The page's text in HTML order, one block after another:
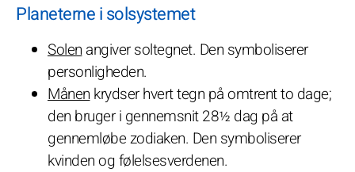
Planeterne i solsystemet
Solenangiver soltegnet. Den symboliserer
personligheden.
Månenkrydser hvert tegn på omtrent to dage;
den bruger i gennemsnit 28½ dag på at
gennemløbe zodiaken. Den symboliserer
kvinden og følelsesverdenen.